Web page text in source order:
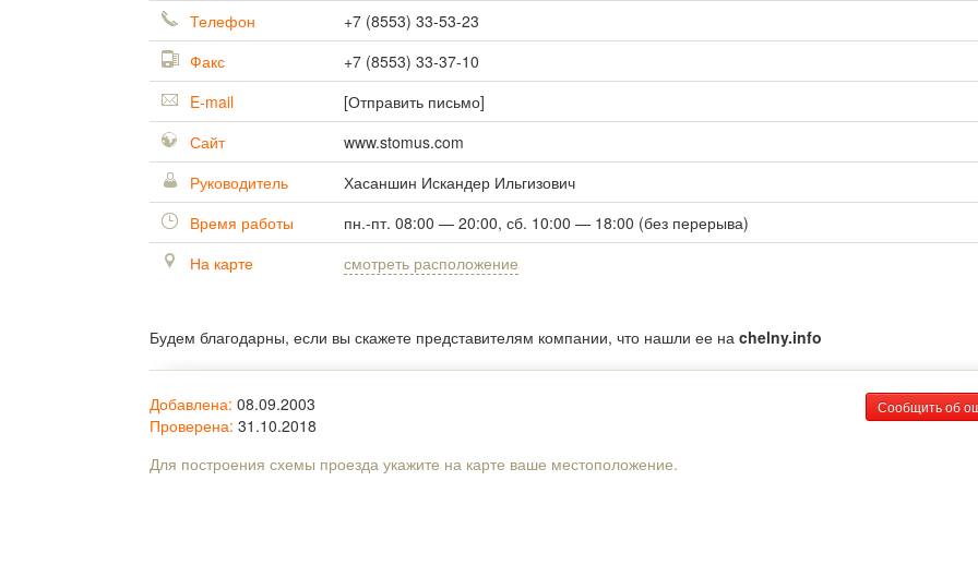
Телефон
+7 (8553) 33-53-23
Факс
+7 (8553) 33-37-10
E-mail
[Отправить письмо]
Сайт
www.stomus.com
Руководитель
Хасаншин Искандер Ильгизович
Время работы
пн.-пт. 08:00 — 20:00, сб. 10:00 — 18:00 (без перерыва)
На карте
смотреть расположение
Будем благодарны, если вы скажете представителям компании, что нашли ее на chelny.info
Сообщить об
Добавлена: 08.09.2003
Проверена: 31.10.2018
Для построения схемы проезда укажите на карте ваше местоположение.